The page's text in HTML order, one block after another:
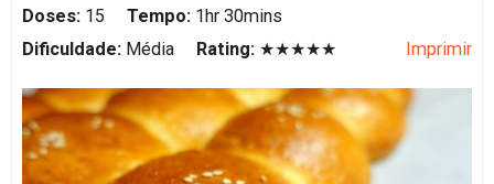
Doses: 15 Tempo: 1hr 30mins
Dificuldade: Média Rating: ★★★★★ Imprimir